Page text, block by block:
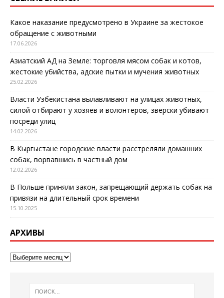
Какое наказание предусмотрено в Украине за жестокое
обращение с животными
17.06.2026
Азиатский АД на Земле: торговля мясом собак и котов,
жестокие убийства, адские пытки и мучения животных
25.02.2026
Власти Узбекистана вылавливают на улицах животных,
силой отбирают у хозяев и волонтеров, зверски убивают
посреди улиц
14.02.2026
В Кыргыстане городские власти расстреляли домашних
собак, ворвавшись в частный дом
12.02.2026
В Польше приняли закон, запрещающий держать собак на
привязи на длительный срок времени
15.10.2025
АРХИВЫ